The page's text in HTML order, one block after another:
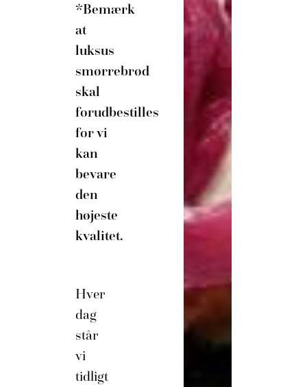
*Bemærk
at
luksus
smørrebrød
skal
forudbestilles
for vi
kan
bevare
den
højeste
kvalitet.
Hver
dag
står
vi
tidligt